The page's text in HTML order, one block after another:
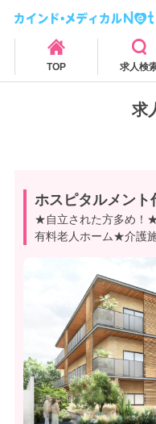
TOP 求人検
求
ホスピタルメント
★自立された方多め！
有料老人ホーム★介護